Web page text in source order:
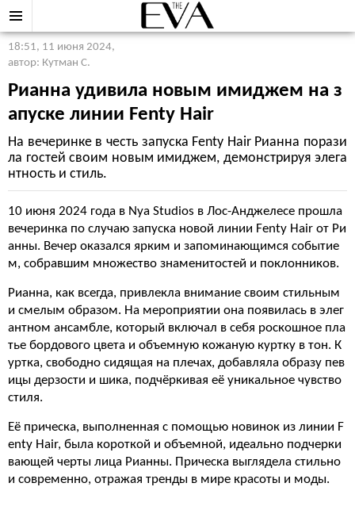
18:51, 11 июня 2024,
автор: Кутман С.
Рианна удивила новым имиджем на з
апуске линии Fenty Hair
На вечеринке в честь запуска Fenty Hair Рианна порази
ла гостей своим новым имиджем, демонстрируя элега
нтность и стиль.
10 июня 2024 года в Nya Studios в Лос-Анджелесе прошла
вечеринка по случаю запуска новой линии Fenty Hair от Ри
анны. Вечер оказался ярким и запоминающимся событие
м, собравшим множество знаменитостей и поклонников.
Рианна, как всегда, привлекла внимание своим стильным
и смелым образом. На мероприятии она появилась в элег
антном ансамбле, который включал в себя роскошное пла
тье бордового цвета и объемную кожаную куртку в тон. К
уртка, свободно сидящая на плечах, добавляла образу пев
ицы дерзости и шика, подчёркивая её уникальное чувство
стиля.
Её прическа, выполненная с помощью новинок из линии F
enty Hair, была короткой и объемной, идеально подчерки
вающей черты лица Рианны. Прическа выглядела стильно
и современно, отражая тренды в мире красоты и моды.